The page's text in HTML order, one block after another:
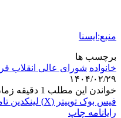
منبع:ایسنا
برچسب ها
خانواده شورای عالی انقلاب
۱۴۰۴/۰۲/۲۹
خواندن این مطلب 1 دقیقه زمان میبرد
فیس بوک توییتر (X) لینکدین
رایانامه چاپ